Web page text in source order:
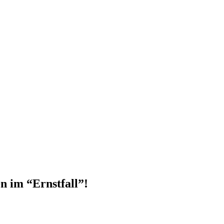
im “Ernstfall”!